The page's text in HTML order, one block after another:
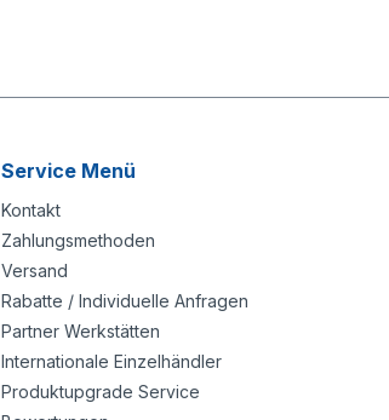
Service Menü
Kontakt
Zahlungsmethoden
Versand
Rabatte / Individuelle Anfragen
Partner Werkstätten
Internationale Einzelhändler
Produktupgrade Service